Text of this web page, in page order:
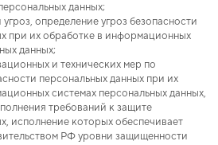
данных;
определение угроз безопасности
при их обработке в информационных
данных;
и технических мер по
персональных данных при их
системах персональных данных,
требований к защите
исполнение которых обеспечивает
РФ уровни защищенности